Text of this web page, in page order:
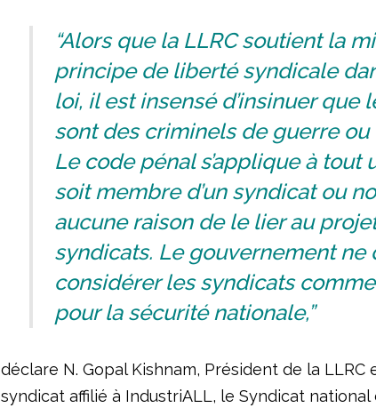
“Alors que la LLRC soutient la
principe de liberté syndicale
loi, il est insensé d’insinuer que
sont des criminels de guerre ou
Le code pénal s’applique à tout
soit membre d’un syndicat ou
aucune raison de le lier au
syndicats. Le gouvernement ne
considérer les syndicats
pour la sécurité nationale,”
déclare N. Gopal Kishnam, Président de la
syndicat affilié à IndustriALL, le Syndicat